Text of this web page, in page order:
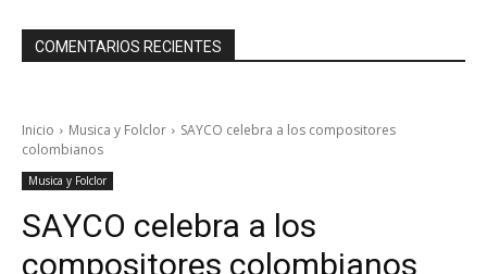
COMENTARIOS RECIENTES